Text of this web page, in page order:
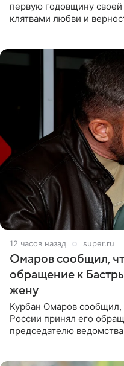
первую годовщину
клятвами любви и
12 часов назад super.ru
Омаров сообщил,
обращение к
жену
Курбан Омаров
России принял его
председателю